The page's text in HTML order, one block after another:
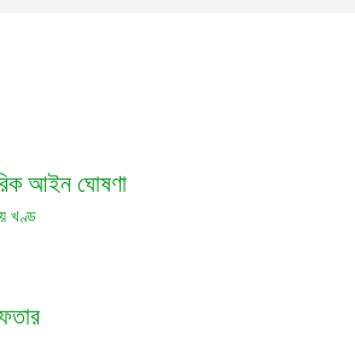
আইন ঘোষণা
খণ্ড